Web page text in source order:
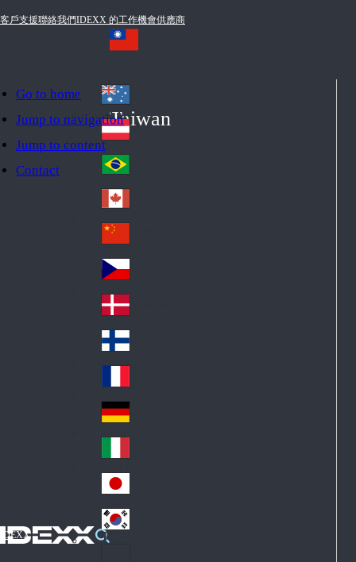
Go to home
Jump to navigation
Jump to content
Contact
客戶支援聯絡我們IDEXX 的工作機會供應商
IDEXX
Taiwan
Au
str
ali
a
Au
stri
a
Br
azi
l
Ca
na
da
Ch
ina
Cz
ec
h
De
nm
ark
Fin
d
Fra
nc
e
Ge
an
y
Ital
y
Jap
an
Ko